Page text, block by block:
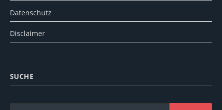
Datenschutz
Disclaimer
SUCHE